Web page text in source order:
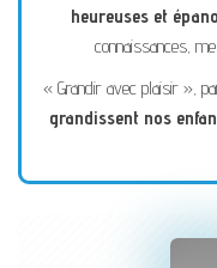
heureuses et
connaissances,
« Grandir avec plaisir »,
grandissent nos